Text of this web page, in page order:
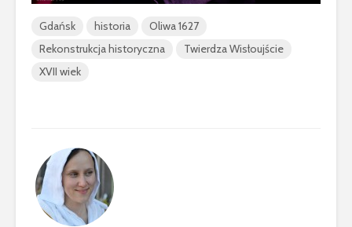
Gdańsk historia
Oliwa 1627
Rekonstrukcja historyczna
Twierdza Wisłoujście
XVII wiek